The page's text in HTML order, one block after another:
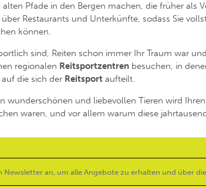
Pfade in den Bergen machen, die früher als
Restaurants und Unterkünfte, sodass Sie
können.
sind, Reiten schon immer Ihr Traum war
regionalen Reitsportzentren besuchen, in
die sich der Reitsport aufteilt.
wunderschönen und liebevollen Tieren wird
waren, und vor allem warum diese